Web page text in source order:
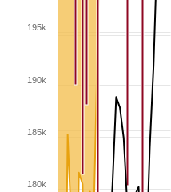
180k
190k
185k
195k